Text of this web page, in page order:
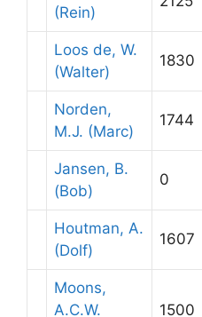
(Rein)
Loos de, W.
(Walter)
1830
Norden,
M.J. (Marc)
1744
Jansen, B.
(Bob)
0
Houtman, A.
(Dolf)
1607
Moons,
A.C.W.
1500